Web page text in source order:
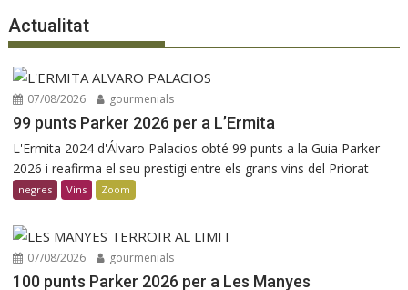
Actualitat
07/08/2026 gourmenials
99 punts Parker 2026 per a L’Ermita
L'Ermita 2024 d'Álvaro Palacios obté 99 punts a la Guia Parker
2026 i reafirma el seu prestigi entre els grans vins del Priorat
negres Vins Zoom
07/08/2026 gourmenials
100 punts Parker 2026 per a Les Manyes